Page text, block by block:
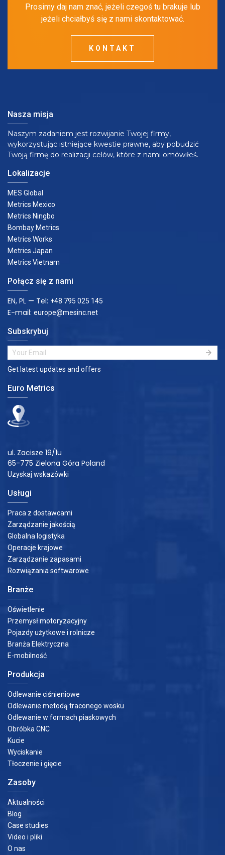
Prosimy daj nam znać, jeżeli czegoś tu brakuje lub
jeżeli chciałbyś się z nami skontaktować.
KONTAKT
Nasza misja
Naszym zadaniem jest rozwijanie Twojej firmy,
wykorzystując istniejące kwestie prawne, aby pobudzić
Twoją firmę do realizacji celów, które z nami omówiłeś.
Lokalizacje
MES Global
Metrics Mexico
Metrics Ningbo
Bombay Metrics
Metrics Works
Metrics Japan
Metrics Vietnam
Połącz się z nami
EN, PL — Tel: +48 795 025 145
E-mail: europe@mesinc.net
Subskrybuj
Get latest updates and offers
Euro Metrics
ul. Zacisze 19/1u
65-775 Zielona Góra Poland
Uzyskaj wskazówki
Usługi
Praca z dostawcami
Zarządzanie jakością
Globalna logistyka
Operacje krajowe
Zarządzanie zapasami
Rozwiązania softwarowe
Branże
Oświetlenie
Przemysł motoryzacyjny
Pojazdy użytkowe i rolnicze
Branża Elektryczna
E-mobilność
Produkcja
Odlewanie ciśnieniowe
Odlewanie metodą traconego wosku
Odlewanie w formach piaskowych
Obróbka CNC
Kucie
Wyciskanie
Tłoczenie i gięcie
Zasoby
Aktualności
Blog
Case studies
Video i pliki
O nas